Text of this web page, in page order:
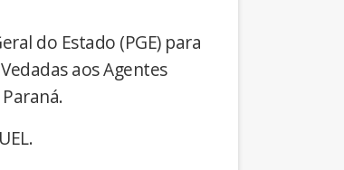
do Estado (PGE) para
aos Agentes